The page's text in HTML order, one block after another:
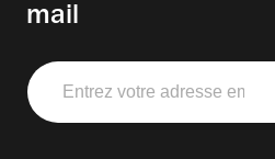
mail
Entrez
votre
adresse